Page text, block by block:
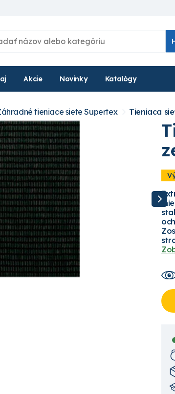
Akcie Novinky Katalógy
tieniace siete Supertex Tieniaca